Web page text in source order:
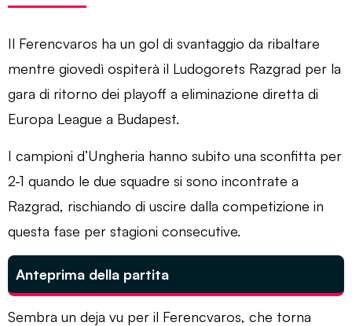
Il Ferencvaros ha un gol di svantaggio da ribaltare
mentre giovedì ospiterà il Ludogorets Razgrad per la
gara di ritorno dei playoff a eliminazione diretta di
Europa League a Budapest.
I campioni d’Ungheria hanno subito una sconfitta per
2-1 quando le due squadre si sono incontrate a
Razgrad, rischiando di uscire dalla competizione in
questa fase per stagioni consecutive.
Anteprima della partita
Sembra un deja vu per il Ferencvaros, che torna